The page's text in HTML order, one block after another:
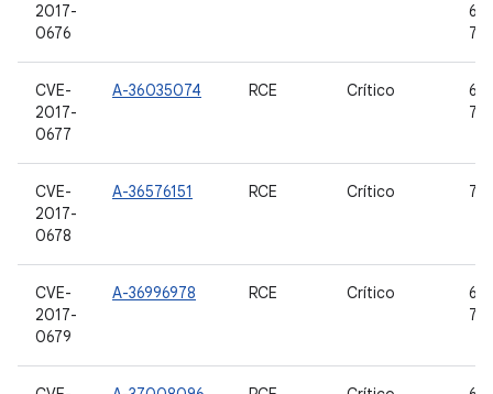
2017-
0676
CVE-
2017-
0677
A-36035074 RCE Crítico
CVE-
2017-
0678
A-36576151 RCE Crítico
CVE-
2017-
0679
A-36996978 RCE Crítico